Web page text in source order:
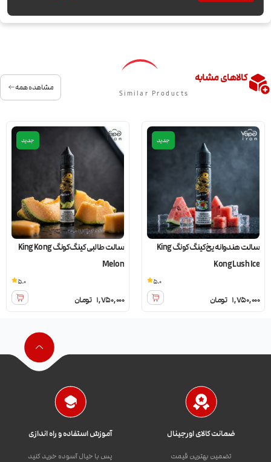
کالاهای مشابه
Similar Products
مشاهده همه
جدید
سالت هندوانه یخ کینگ کونگ King
Kong Lush Ice
1,750,000 تومان
5.0
جدید
سالت طالبی کینگ کونگ King Kong
Melon
1,750,000 تومان
5.0
ضمانت کالای اورجینال
تضمین بهترین قیمت
آموزش استفاده و راه اندازی
پس با خیال آسوده خرید کنید